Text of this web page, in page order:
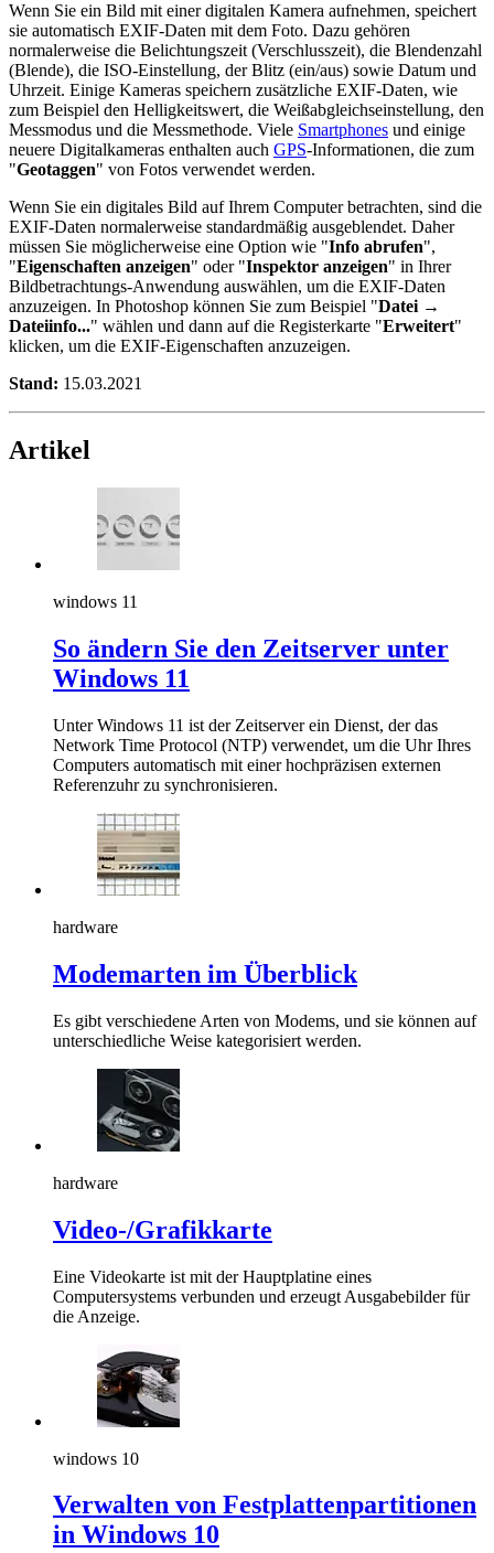
Wenn Sie ein Bild mit einer digitalen Kamera aufnehmen, speichert
sie automatisch EXIF-Daten mit dem Foto. Dazu gehören
normalerweise die Belichtungszeit (Verschlusszeit), die Blendenzahl
(Blende), die ISO-Einstellung, der Blitz (ein/aus) sowie Datum und
Uhrzeit. Einige Kameras speichern zusätzliche EXIF-Daten, wie
zum Beispiel den Helligkeitswert, die Weißabgleichseinstellung, den
Messmodus und die Messmethode. Viele Smartphones und einige
neuere Digitalkameras enthalten auch GPS-Informationen, die zum
"Geotaggen" von Fotos verwendet werden.
Wenn Sie ein digitales Bild auf Ihrem Computer betrachten, sind die
EXIF-Daten normalerweise standardmäßig ausgeblendet. Daher
müssen Sie möglicherweise eine Option wie "Info abrufen",
"Eigenschaften anzeigen" oder "Inspektor anzeigen" in Ihrer
Bildbetrachtungs-Anwendung auswählen, um die EXIF-Daten
anzuzeigen. In Photoshop können Sie zum Beispiel "Datei →
Dateiinfo..." wählen und dann auf die Registerkarte "Erweitert"
klicken, um die EXIF-Eigenschaften anzuzeigen.
Stand: 15.03.2021
Artikel
windows 11
So ändern Sie den Zeitserver unter
Windows 11
Unter Windows 11 ist der Zeitserver ein Dienst, der das
Network Time Protocol (NTP) verwendet, um die Uhr Ihres
Computers automatisch mit einer hochpräzisen externen
Referenzuhr zu synchronisieren.
hardware
Modemarten im Überblick
Es gibt verschiedene Arten von Modems, und sie können auf
unterschiedliche Weise kategorisiert werden.
hardware
Video-/Grafikkarte
Eine Videokarte ist mit der Hauptplatine eines
Computersystems verbunden und erzeugt Ausgabebilder für
die Anzeige.
windows 10
Verwalten von Festplattenpartitionen
in Windows 10